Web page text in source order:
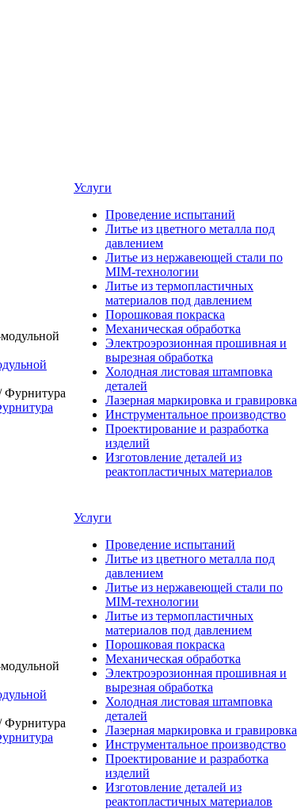
Услуги
Проведение испытаний
Литье из цветного металла под
давлением
Литье из нержавеющей стали по
MIM-технологии
Литье из термопластичных
материалов под давлением
Порошковая покраска
Механическая обработка
Электроэрозионная прошивная и
вырезная обработка
Холодная листовая штамповка
деталей
Лазерная маркировка и гравировка
Инструментальное производство
Проектирование и разработка
изделий
Изготовление деталей из
реактопластичных материалов
Услуги
Проведение испытаний
Литье из цветного металла под
давлением
Литье из нержавеющей стали по
MIM-технологии
Литье из термопластичных
материалов под давлением
Порошковая покраска
Механическая обработка
Электроэрозионная прошивная и
вырезная обработка
Холодная листовая штамповка
деталей
Лазерная маркировка и гравировка
Инструментальное производство
Проектирование и разработка
изделий
Изготовление деталей из
реактопластичных материалов